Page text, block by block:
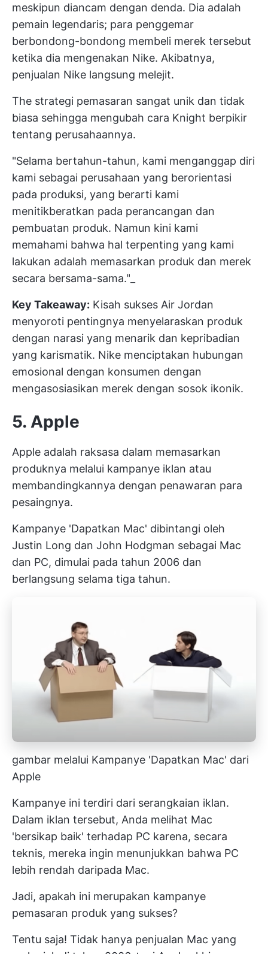
meskipun diancam dengan denda. Dia adalah
pemain legendaris; para penggemar
berbondong-bondong membeli merek tersebut
ketika dia mengenakan Nike. Akibatnya,
penjualan Nike langsung melejit.
The strategi pemasaran sangat unik dan tidak
biasa sehingga mengubah cara Knight berpikir
tentang perusahaannya.
"Selama bertahun-tahun, kami menganggap diri
kami sebagai perusahaan yang berorientasi
pada produksi, yang berarti kami
menitikberatkan pada perancangan dan
pembuatan produk. Namun kini kami
memahami bahwa hal terpenting yang kami
lakukan adalah memasarkan produk dan merek
secara bersama-sama."_
Key Takeaway: Kisah sukses Air Jordan
menyoroti pentingnya menyelaraskan produk
dengan narasi yang menarik dan kepribadian
yang karismatik. Nike menciptakan hubungan
emosional dengan konsumen dengan
mengasosiasikan merek dengan sosok ikonik.
5. Apple
Apple adalah raksasa dalam memasarkan
produknya melalui kampanye iklan atau
membandingkannya dengan penawaran para
pesaingnya.
Kampanye 'Dapatkan Mac' dibintangi oleh
Justin Long dan John Hodgman sebagai Mac
dan PC, dimulai pada tahun 2006 dan
berlangsung selama tiga tahun.
gambar melalui Kampanye 'Dapatkan Mac' dari
Apple
Kampanye ini terdiri dari serangkaian iklan.
Dalam iklan tersebut, Anda melihat Mac
'bersikap baik' terhadap PC karena, secara
teknis, mereka ingin menunjukkan bahwa PC
lebih rendah daripada Mac.
Jadi, apakah ini merupakan kampanye
pemasaran produk yang sukses?
Tentu saja! Tidak hanya penjualan Mac yang